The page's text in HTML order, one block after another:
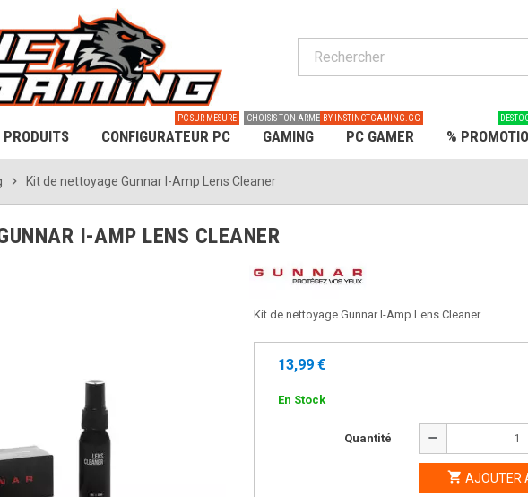
PRODUITS CONFIGURATEUR PC
PC SUR MESURE
GAMING
CHOISIS TON ARME
PC GAMER
BY INSTINCTGAMING.GG
%
chevron_right Kit de nettoyage Gunnar I-Amp Lens Cleaner
I-AMP LENS CLEANER
Kit de nettoyage Gunnar I-Amp Lens Cleaner
13,99 €
En Stock
Quantité remove
 AJOUTER